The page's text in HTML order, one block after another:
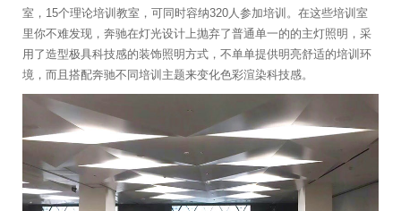
室，15个理论培训教室，可同时容纳320人参加培训。在这些培训室
里你不难发现，奔驰在灯光设计上抛弃了普通单一的的主灯照明，采
用了造型极具科技感的装饰照明方式，不单单提供明亮舒适的培训环
境，而且搭配奔驰不同培训主题来变化色彩渲染科技感。